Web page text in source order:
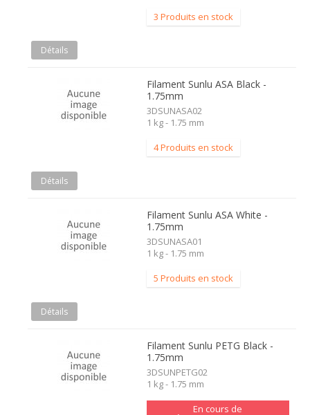
3 Produits en stock
Détails
Filament Sunlu ASA Black -
1.75mm
3DSUNASA02
1 kg - 1.75 mm
4 Produits en stock
Détails
Filament Sunlu ASA White -
1.75mm
3DSUNASA01
1 kg - 1.75 mm
5 Produits en stock
Détails
Filament Sunlu PETG Black -
1.75mm
3DSUNPETG02
1 kg - 1.75 mm
En cours de